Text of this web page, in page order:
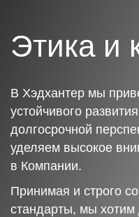
Этика и
В Хэдхантер мы
устойчивого
долгосрочной
уделяем высокое
в Компании.
Принимая и строго
стандарты, мы